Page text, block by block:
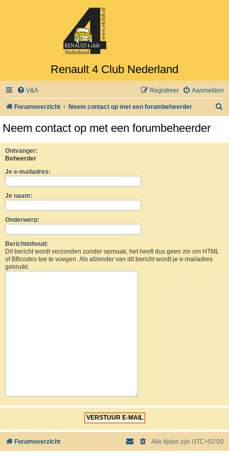
Renault 4 Club Nederland
V&A Aanmelden
Registreer
Forumoverzicht Neem contact op met een forumbeheerder
Neem contact op met een forumbeheerder
Ontvanger:
Beheerder
Je e-mailadres:
Je naam:
Onderwerp:
Berichtinhoud:
Dit bericht wordt verzonden zonder opmaak, het heeft dus geen zin om HTML
of BBcodes toe te voegen. Als afzender van dit bericht wordt je e-mailadres
gebruikt.
Forumoverzicht Alle tijden zijn UTC+02:00